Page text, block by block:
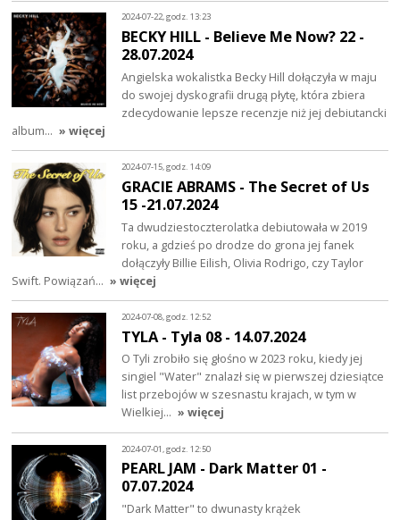
2024-07-22, godz. 13:23
BECKY HILL - Believe Me Now? 22 -
28.07.2024
Angielska wokalistka Becky Hill dołączyła w maju
do swojej dyskografii drugą płytę, która zbiera
zdecydowanie lepsze recenzje niż jej debiutancki
album… » więcej
2024-07-15, godz. 14:09
GRACIE ABRAMS - The Secret of Us
15 -21.07.2024
Ta dwudziestoczterolatka debiutowała w 2019
roku, a gdzieś po drodze do grona jej fanek
dołączyły Billie Eilish, Olivia Rodrigo, czy Taylor
Swift. Powiązań… » więcej
2024-07-08, godz. 12:52
TYLA - Tyla 08 - 14.07.2024
O Tyli zrobiło się głośno w 2023 roku, kiedy jej
singiel "Water" znalazł się w pierwszej dziesiątce
list przebojów w szesnastu krajach, w tym w
Wielkiej… » więcej
2024-07-01, godz. 12:50
PEARL JAM - Dark Matter 01 -
07.07.2024
"Dark Matter" to dwunasty krążek